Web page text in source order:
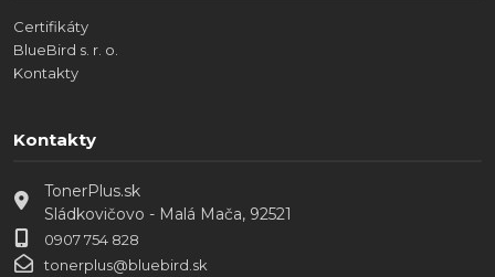
Certifikáty
BlueBird s. r. o.
Kontakty
Kontakty
TonerPlus.sk
Sládkovičovo - Malá Mača, 92521
0907 754 828
tonerplus@bluebird.sk